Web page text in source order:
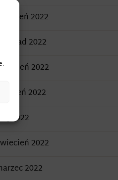
grudzień 2022
2022
2022
sierpień 2022
2022
2022
2022